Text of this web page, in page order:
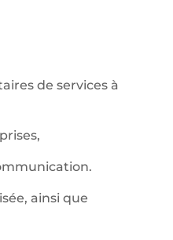
de services à
ainsi que